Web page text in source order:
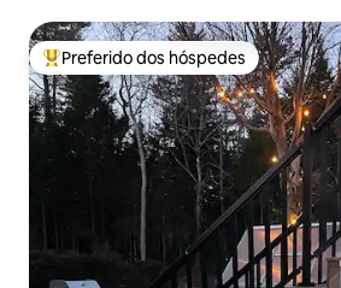
Entre os melhores preferidos dos
Preferido dos hóspedes